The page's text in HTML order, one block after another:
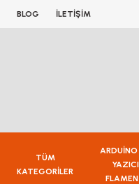
BLOG İLETİŞİM
TÜM
KATEGORİLER
YAZICI